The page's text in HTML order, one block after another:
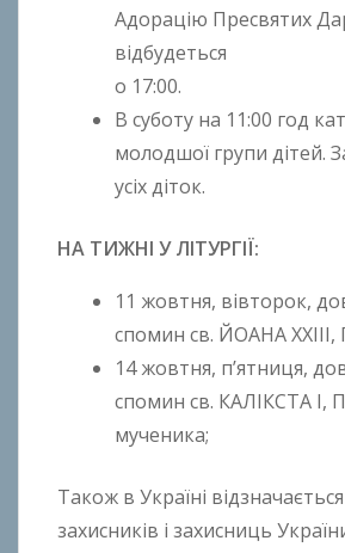
Адорацію Пресвятих
відбудеться
о 17:00.
В суботу на 11:00 год
молодшої групи дітей.
усіх діток.
НА ТИЖНІ У ЛІТУРГІЇ:
11 жовтня, вівторок,
спомин св. ЙОАНА XXIII,
14 жовтня, п’ятниця,
спомин св. КАЛІКСТА І,
мученика;
Також в Україні
захисників і захисниць